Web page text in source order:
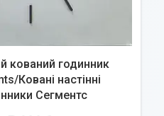
кований годинник
Ковані настінні
Сегментс